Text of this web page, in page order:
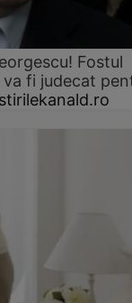
Fostul
fi judecat